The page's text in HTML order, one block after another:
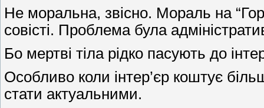
Не моральна, звісно. Мораль на
совісті. Проблема була
Бо мертві тіла рідко пасують до
Особливо коли інтер’єр коштує
стати актуальними.